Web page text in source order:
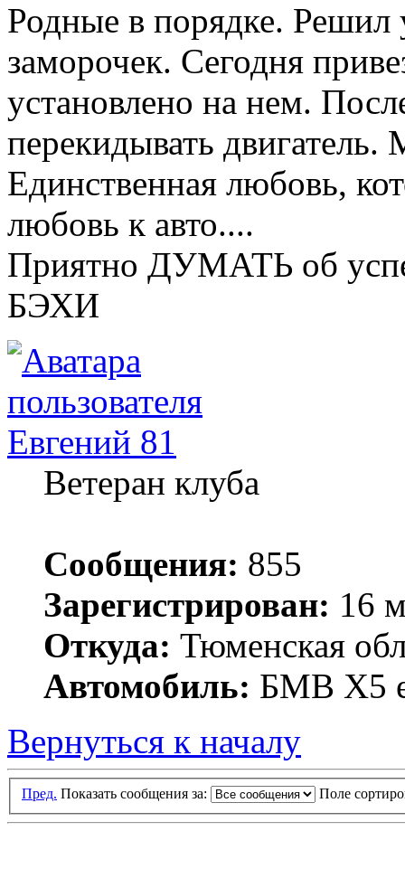
Родные в порядке. Решил
заморочек. Сегодня
установлено на нем.
перекидывать
Единственная любовь,
любовь к авто....
Приятно ДУМАТЬ об
БЭХИ
Евгений 81
Ветеран клуба
Сообщения: 855
Зарегистрирован: 16
Откуда: Тюменская
Автомобиль: БМВ Х5
Вернуться к началу
Пред. Показать сообщения за: Поле